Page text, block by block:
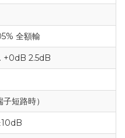
全額輸
+0dB 2.5dB
短路時）